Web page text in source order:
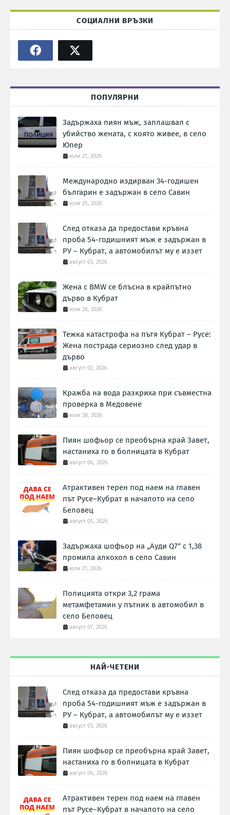
СОЦИАЛНИ ВРЪЗКИ
ПОПУЛЯРНИ
Задържаха пиян мъж, заплашвал с
убийство жената, с която живее, в село
Юпер
юли 21, 2026
Международно издирван 34-годишен
българин е задържан в село Савин
юли 25, 2026
След отказа да предостави кръвна
проба 54-годишният мъж е задържан в
РУ – Кубрат, а автомобилът му е иззет
август 03, 2026
Жена с BMW се блъсна в крайпътно
дърво в Кубрат
юли 28, 2026
Тежка катастрофа на пътя Кубрат – Русе:
Жена пострада сериозно след удар в
дърво
август 02, 2026
Кражба на вода разкриха при съвместна
проверка в Медовене
юли 28, 2026
Пиян шофьор се преобърна край Завет,
настаниха го в болницата в Кубрат
август 06, 2026
Атрактивен терен под наем на главен
път Русе–Кубрат в началото на село
Беловец
август 05, 2026
Задържаха шофьор на „Ауди Q7“ с 1,38
промила алкохол в село Савин
юли 21, 2026
Полицията откри 3,2 грама
метамфетамин у пътник в автомобил в
село Беловец
август 07, 2026
НАЙ-ЧЕТЕНИ
След отказа да предостави кръвна
проба 54-годишният мъж е задържан в
РУ – Кубрат, а автомобилът му е иззет
август 03, 2026
Пиян шофьор се преобърна край Завет,
настаниха го в болницата в Кубрат
август 06, 2026
Атрактивен терен под наем на главен
път Русе–Кубрат в началото на село